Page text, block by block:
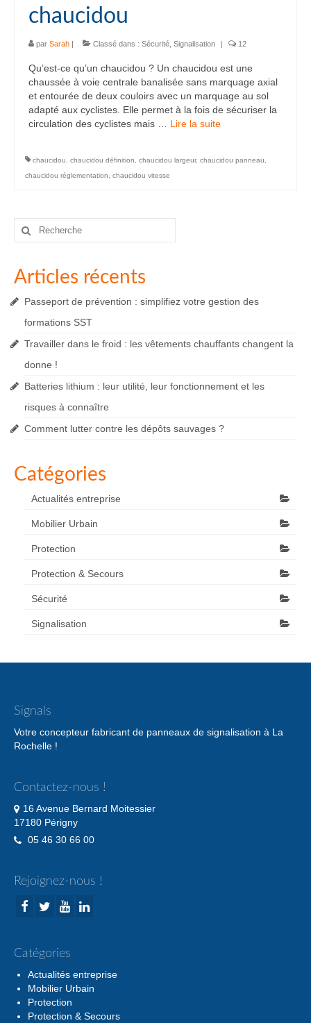
chaucidou
par Sarah | Classé dans : Sécurité Signalisation | 12
Qu’est-ce qu’un chaucidou ? Un chaucidou est une
chaussée à voie centrale banalisée sans marquage axial
et entourée de deux couloirs avec un marquage au sol
adapté aux cyclistes. Elle permet à la fois de sécuriser la
circulation des cyclistes mais … Lire la suite­­
chaucidou chaucidou définition chaucidou largeur, chaucidou panneau
chaucidou réglementation
chaucidou vitesse
Rechercher
Articles récents
Passeport de prévention : simplifiez votre gestion des
formations SST
Travailler dans le froid : les vêtements chauffants changent la
donne !
Batteries lithium : leur utilité, leur fonctionnement et les
risques à connaître
Comment lutter contre les dépôts sauvages ?
Catégories
Actualités entreprise
Mobilier Urbain
Protection
Protection & Secours
Sécurité
Signalisation
Signals
Votre concepteur fabricant de panneaux de signalisation à La
Rochelle !
Contactez-nous !
16 Avenue Bernard Moitessier
17180 Périgny
05 46 30 66 00
Rejoignez-nous !
Catégories
Actualités entreprise
Mobilier Urbain
Protection
Protection & Secours